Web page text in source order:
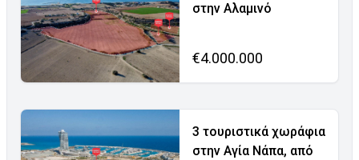
στην Αλαμινό
€4.000.000
3 τουριστικά χωράφια
στην Αγία Νάπα, από